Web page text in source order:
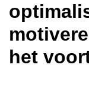
het